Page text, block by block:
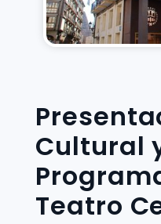
Cultural
Teatro